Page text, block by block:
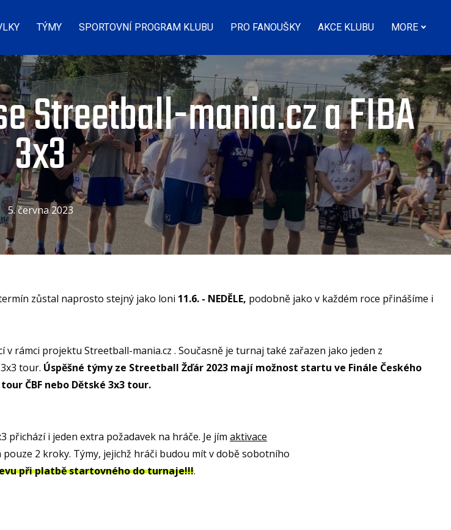
TÝMY SPORTOVNÍ PROGRAM KLUBU PRO FANOUŠKY AKCE KLUBU MORE
Streetball-mania.cz a FIBA
3x3
5. června 2023
zůstal naprosto stejný jako loni 11.6. - NEDĚLE, podobně jako v každém roce přinášíme i
rámci projektu Streetball-mania.cz . Současně je turnaj také zařazen jako jeden z
tour. Úspěšné týmy ze Streetball Žďár 2023 mají možnost startu ve Finále Českého
ČBF nebo Dětské 3x3 tour.
i jeden extra požadavek na hráče. Je jím aktivace
2 kroky. Týmy, jejichž hráči budou mít v době sobotního
při platbě startovného do turnaje!!!.